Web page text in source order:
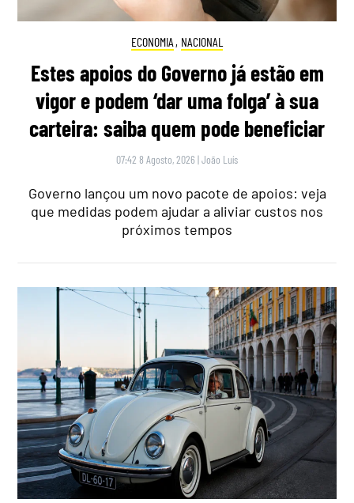
ECONOMIA , NACIONAL
Estes apoios do Governo já estão em
vigor e podem ‘dar uma folga’ à sua
carteira: saiba quem pode beneficiar
07:42 8 Agosto, 2026 |João Luís
Governo lançou um novo pacote de apoios: veja
que medidas podem ajudar a aliviar custos nos
próximos tempos